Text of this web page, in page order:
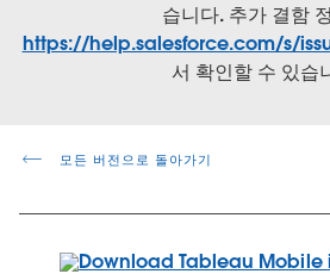
습니다. 추가 결함
https://help.salesforce.com/s/
서 확인할 수 있습
모든 버전으로 돌아가기